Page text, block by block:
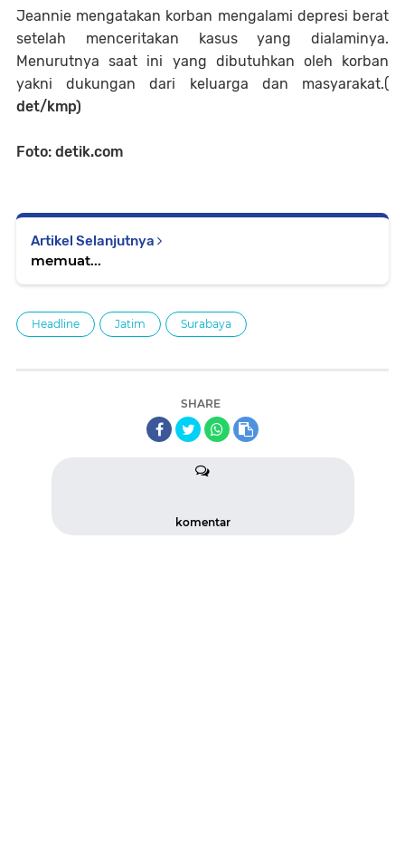
Jeannie mengatakan korban mengalami depresi berat
setelah menceritakan kasus yang dialaminya.
Menurutnya saat ini yang dibutuhkan oleh korban
yakni dukungan dari keluarga dan masyarakat.(
det/kmp)
Foto: detik.com
Artikel Selanjutnya
memuat...
Headline Jatim Surabaya
SHARE
komentar